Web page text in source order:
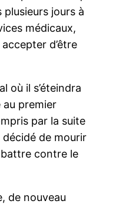
jours à
médicaux,
d’être
où il s’éteindra
au premier
par la suite
décidé de mourir
contre le
de nouveau